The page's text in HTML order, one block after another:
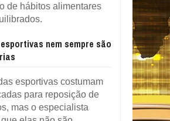
de hábitos alimentares
nem sempre são
esportivas costumam
para reposição de
mas o especialista